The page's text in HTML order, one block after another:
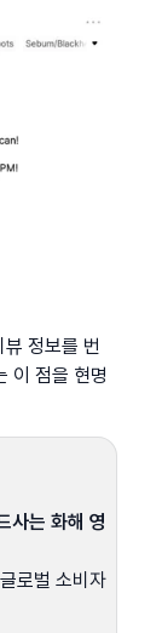
정보를 번
이 점을 현명
사는 화해 영
로벌 소비자